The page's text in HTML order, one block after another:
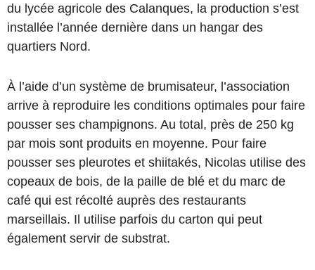
du lycée agricole des Calanques, la production s’est
installée l’année dernière dans un hangar des
quartiers Nord.
À l’aide d’un système de brumisateur, l’association
arrive à reproduire les conditions optimales pour faire
pousser ses champignons. Au total, près de 250 kg
par mois sont produits en moyenne. Pour faire
pousser ses pleurotes et shiitakés, Nicolas utilise des
copeaux de bois, de la paille de blé et du marc de
café qui est récolté auprès des restaurants
marseillais. Il utilise parfois du carton qui peut
également servir de substrat.